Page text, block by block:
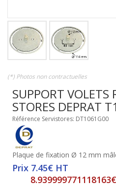
(*) Photos non contractuelles
SUPPORT VOLETS
STORES DEPRAT
Référence Servistores: DT1061G00
Plaque de fixation Ø 12 mm
Prix 7.45€ HT